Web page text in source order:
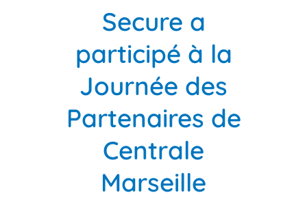
Secure a
participé à la
Journée des
Partenaires de
Centrale
Marseille